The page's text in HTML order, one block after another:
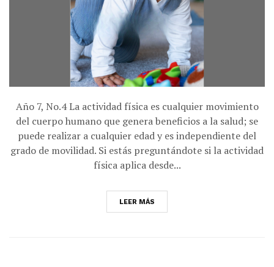
Año 7, No.4 La actividad física es cualquier movimiento
del cuerpo humano que genera beneficios a la salud; se
puede realizar a cualquier edad y es independiente del
grado de movilidad. Si estás preguntándote si la actividad
física aplica desde...
LEER MÁS